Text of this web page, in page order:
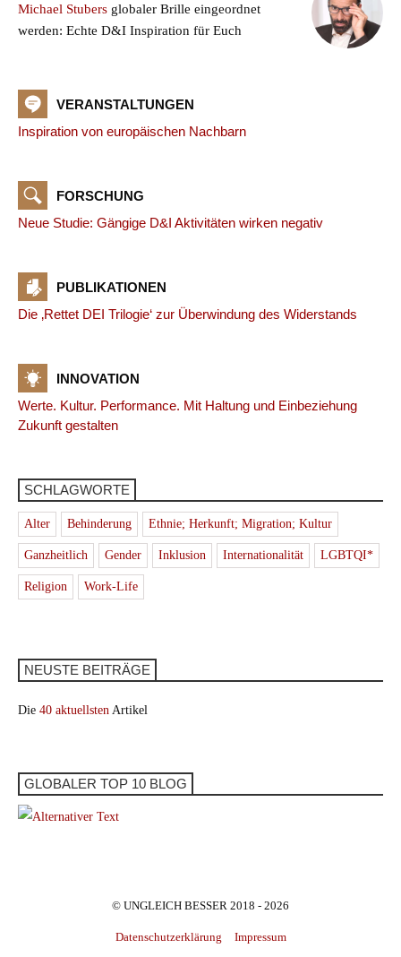
Michael Stubers globaler Brille eingeordnet
werden: Echte D&I Inspiration für Euch
VERANSTALTUNGEN
Inspiration von europäischen Nachbarn
FORSCHUNG
Neue Studie: Gängige D&I Aktivitäten wirken negativ
PUBLIKATIONEN
Die ‚Rettet DEI Trilogie‘ zur Überwindung des Widerstands
INNOVATION
Werte. Kultur. Performance. Mit Haltung und Einbeziehung
Zukunft gestalten
SCHLAGWORTE
Alter Behinderung Ethnie; Herkunft; Migration; Kultur
Ganzheitlich Gender Inklusion Internationalität LGBTQI*
Religion Work-Life
NEUSTE BEITRÄGE
Die 40 aktuellsten Artikel
GLOBALER TOP 10 BLOG
© UNGLEICH BESSER 2018 - 2026
Datenschutzerklärung Impressum